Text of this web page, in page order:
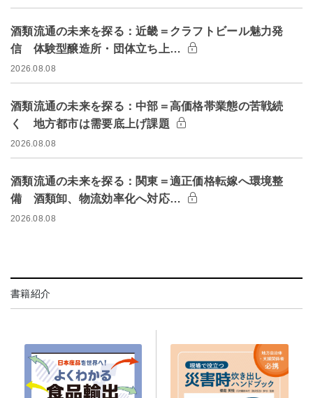
酒類流通の未来を探る：近畿＝クラフトビール魅力発
信 体験型醸造所・団体立ち上…
2026.08.08
酒類流通の未来を探る：中部＝高価格帯業態の苦戦続
く 地方都市は需要底上げ課題
2026.08.08
酒類流通の未来を探る：関東＝適正価格転嫁へ環境整
備 酒類卸、物流効率化へ対応…
2026.08.08
書籍紹介